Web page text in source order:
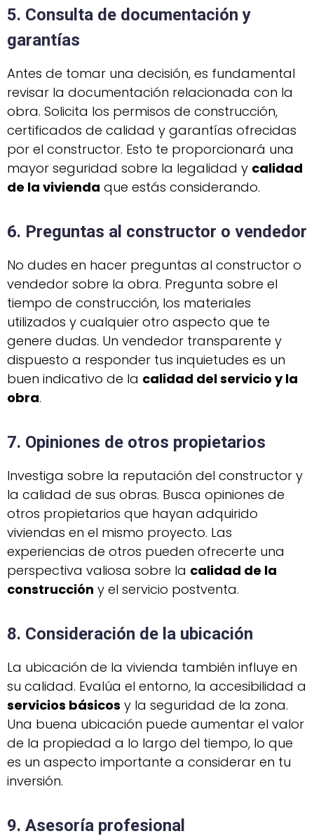
5. Consulta de documentación y
garantías
Antes de tomar una decisión, es fundamental
revisar la documentación relacionada con la
obra. Solicita los permisos de construcción,
certificados de calidad y garantías ofrecidas
por el constructor. Esto te proporcionará una
mayor seguridad sobre la legalidad y calidad
de la vivienda que estás considerando.
6. Preguntas al constructor o vendedor
No dudes en hacer preguntas al constructor o
vendedor sobre la obra. Pregunta sobre el
tiempo de construcción, los materiales
utilizados y cualquier otro aspecto que te
genere dudas. Un vendedor transparente y
dispuesto a responder tus inquietudes es un
buen indicativo de la calidad del servicio y la
obra.
7. Opiniones de otros propietarios
Investiga sobre la reputación del constructor y
la calidad de sus obras. Busca opiniones de
otros propietarios que hayan adquirido
viviendas en el mismo proyecto. Las
experiencias de otros pueden ofrecerte una
perspectiva valiosa sobre la calidad de la
construcción y el servicio postventa.
8. Consideración de la ubicación
La ubicación de la vivienda también influye en
su calidad. Evalúa el entorno, la accesibilidad a
servicios básicos y la seguridad de la zona.
Una buena ubicación puede aumentar el valor
de la propiedad a lo largo del tiempo, lo que
es un aspecto importante a considerar en tu
inversión.
9. Asesoría profesional